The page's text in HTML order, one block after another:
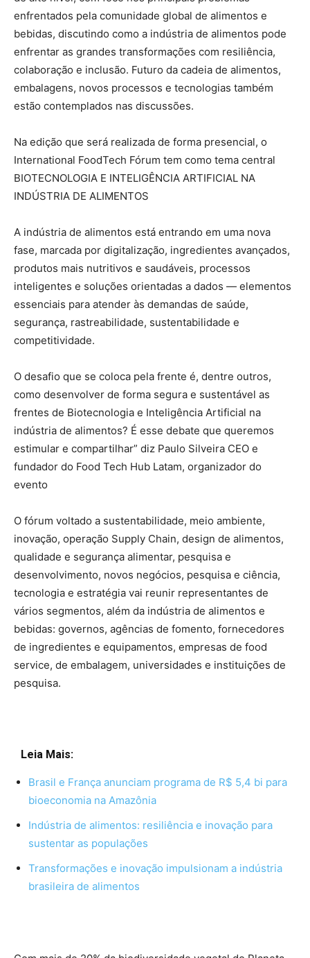
enfrentados pela comunidade global de alimentos e
bebidas, discutindo como a indústria de alimentos pode
enfrentar as grandes transformações com resiliência,
colaboração e inclusão. Futuro da cadeia de alimentos,
embalagens, novos processos e tecnologias também
estão contemplados nas discussões.
Na edição que será realizada de forma presencial, o
International FoodTech Fórum tem como tema central
BIOTECNOLOGIA E INTELIGÊNCIA ARTIFICIAL NA
INDÚSTRIA DE ALIMENTOS
A indústria de alimentos está entrando em uma nova
fase, marcada por digitalização, ingredientes avançados,
produtos mais nutritivos e saudáveis, processos
inteligentes e soluções orientadas a dados — elementos
essenciais para atender às demandas de saúde,
segurança, rastreabilidade, sustentabilidade e
competitividade.
O desafio que se coloca pela frente é, dentre outros,
como desenvolver de forma segura e sustentável as
frentes de Biotecnologia e Inteligência Artificial na
indústria de alimentos? É esse debate que queremos
estimular e compartilhar” diz Paulo Silveira CEO e
fundador do Food Tech Hub Latam, organizador do
evento
O fórum voltado a sustentabilidade, meio ambiente,
inovação, operação Supply Chain, design de alimentos,
qualidade e segurança alimentar, pesquisa e
desenvolvimento, novos negócios, pesquisa e ciência,
tecnologia e estratégia vai reunir representantes de
vários segmentos, além da indústria de alimentos e
bebidas: governos, agências de fomento, fornecedores
de ingredientes e equipamentos, empresas de food
service, de embalagem, universidades e instituições de
pesquisa.
Leia Mais:
Brasil e França anunciam programa de R$ 5,4 bi para
bioeconomia na Amazônia
Indústria de alimentos: resiliência e inovação para
sustentar as populações
Transformações e inovação impulsionam a indústria
brasileira de alimentos